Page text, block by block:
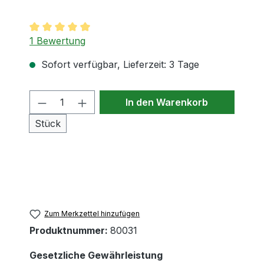
Durchschnittliche Bewertung von 5 von 5 Sternen
1 Bewertung
Sofort verfügbar, Lieferzeit: 3 Tage
Produkt Anzahl: Gib den
Stück
In den Warenkorb
Zum Merkzettel hinzufügen
Produktnummer: 80031
Gesetzliche Gewährleistung